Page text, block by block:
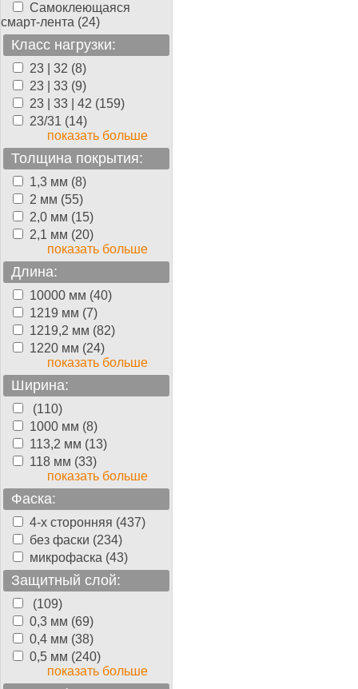
Самоклеющаяся
смарт-лента (24)
Класс нагрузки:
23 | 32 (8)
23 | 33 (9)
23 | 33 | 42 (159)
23/31 (14)
показать больше
Толщина покрытия:
1,3 мм (8)
2 мм (55)
2,0 мм (15)
2,1 мм (20)
показать больше
Длина:
10000 мм (40)
1219 мм (7)
1219,2 мм (82)
1220 мм (24)
показать больше
Ширина:
(110)
1000 мм (8)
113,2 мм (13)
118 мм (33)
показать больше
Фаска:
4-х сторонняя (437)
без фаски (234)
микрофаска (43)
Защитный слой:
(109)
0,3 мм (69)
0,4 мм (38)
0,5 мм (240)
показать больше